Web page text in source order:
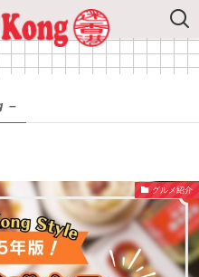
–
グルメ紹介